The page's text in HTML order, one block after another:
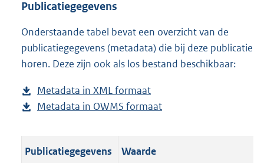
w
l
o
a
p
u
l
s
a
n
d
g
r
o
Publicatiegegevens
Onderstaande tabel bevat een overzicht van de
publicatiegegevens (metadata) die bij deze publicatie
horen. Deze zijn ook als los bestand beschikbaar:
Metadata in XML formaat
e
a
Metadata in OWMS formaat
Publicatiegegevens Waarde